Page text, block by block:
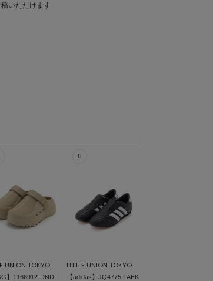
いただけます
UNION TOKYO
】1166912-DND
LITTLE UNION TOKYO
【adidas】JQ4775 TAEK